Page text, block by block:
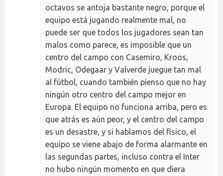
octavos se antoja bastante negro, porque el
equipo está jugando realmente mal, no
puede ser que todos los jugadores sean tan
malos como parece, es imposible que un
centro del campo con Casemiro, Kroos,
Modric, Odegaar y Valverde juegue tan mal
al fútbol, cuando también pienso que no hay
ningún otro centro del campo mejor en
Europa. El equipo no funciona arriba, pero es
que atrás es aún peor, y el centro del campo
es un desastre, y si hablamos del físico, el
equipo se viene abajo de forma alarmante en
las segundas partes, incluso contra el Inter
no hubo ningún momento en que diera